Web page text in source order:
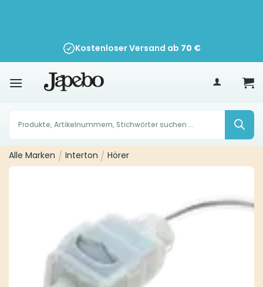
Kostenloser Versand ab 70 €
Products
search
Alle Marken / Interton / Hörer